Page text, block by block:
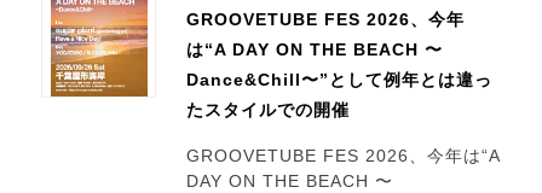
GROOVETUBE FES 2026、今年
は“A DAY ON THE BEACH 〜
Dance&Chill〜”として例年とは違っ
たスタイルでの開催
GROOVETUBE FES 2026、今年は“A
DAY ON THE BEACH 〜